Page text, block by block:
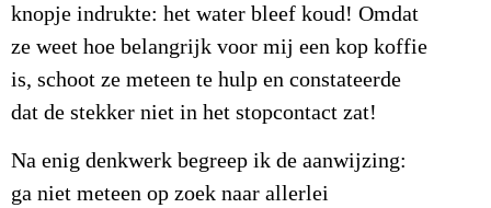
knopje indrukte: het water bleef koud! Omdat
ze weet hoe belangrijk voor mij een kop koffie
is, schoot ze meteen te hulp en constateerde
dat de stekker niet in het stopcontact zat!
Na enig denkwerk begreep ik de aanwijzing:
ga niet meteen op zoek naar allerlei